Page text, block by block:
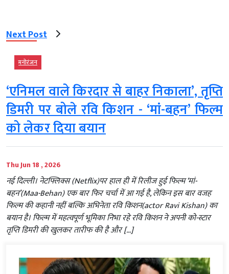
Next Post
मनोरंजन
‘एनिमल वाले किरदार से बाहर निकाला’, तृप्ति
डिमरी पर बोले रवि किशन - ‘मां-बहन’ फिल्म
को लेकर दिया बयान
Thu Jun 18 , 2026
नई दिल्ली। नेटफ्लिक्स (Netflix)पर हाल ही में रिलीज हुई फिल्म ‘मां-
बहन’(Maa-Behan) एक बार फिर चर्चा में आ गई है, लेकिन इस बार वजह
फिल्म की कहानी नहीं बल्कि अभिनेता रवि किशन(actor Ravi Kishan) का
बयान है। फिल्म में महत्वपूर्ण भूमिका निभा रहे रवि किशन ने अपनी को-स्टार
तृप्ति डिमरी की खुलकर तारीफ की है और […]